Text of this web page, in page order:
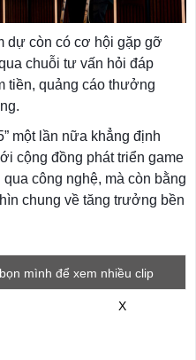
dự còn có cơ hội gặp gỡ
chuỗi tư vấn hỏi đáp
tiền, quảng cáo thưởng
một lần nữa khẳng định
cộng đồng phát triển game
công nghệ, mà còn bằng
chung về tăng trưởng bền
mình để xem nhiều clip
X